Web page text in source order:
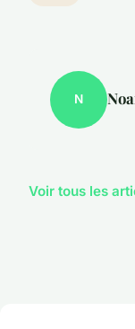
N
Voir tous les